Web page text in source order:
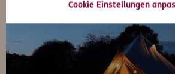
Cookie Einstellungen